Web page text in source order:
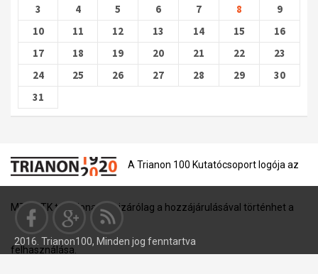
3
4 5 6 7 8
9
10
11 12 13 14 15
16
17
18 19 20 21 22
23
24
25 26 27 28 29
30
31
A Trianon 100 Kutatócsoport logója az
MTA BTK tulajdona, és kizárólag a hozzájárulásával történhet a
felhasználása.
2016. Trianon100, Minden jog fenntartva